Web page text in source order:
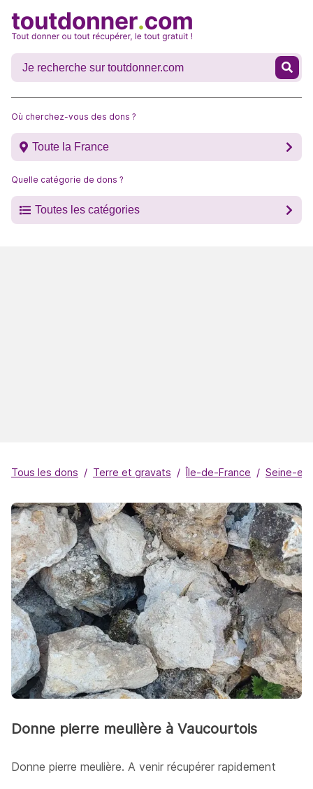
Où cherchez-vous des dons ?
Toute la France
Quelle catégorie de dons ?
Toutes les catégories
Tous les dons Terre et gravats Île-de-France Seine-et-
Donne pierre meulière à Vaucourtois
Donne pierre meulière. A venir récupérer rapidement